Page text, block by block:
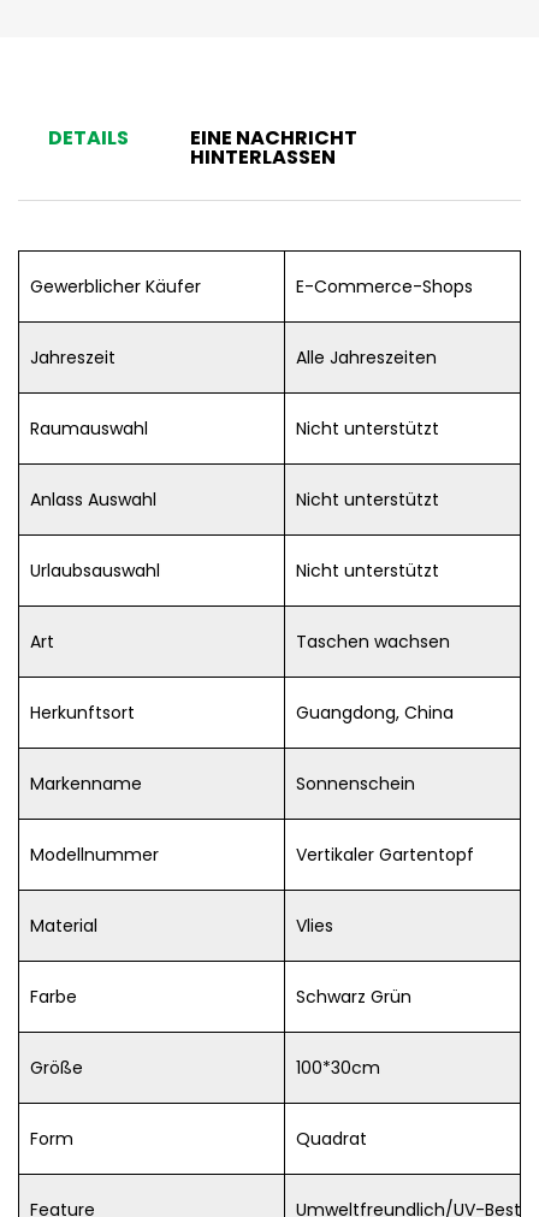
DETAILS EINE NACHRICHT
HINTERLASSEN
Gewerblicher Käufer E-Commerce-Shops
Jahreszeit Alle Jahreszeiten
Raumauswahl Nicht unterstützt
Anlass Auswahl Nicht unterstützt
Urlaubsauswahl Nicht unterstützt
Art Taschen wachsen
Herkunftsort Guangdong, China
Markenname Sonnenschein
Modellnummer Vertikaler Gartentopf
Material Vlies
Farbe Schwarz Grün
Größe 100*30cm
Form Quadrat
Feature Umweltfreundlich/UV-